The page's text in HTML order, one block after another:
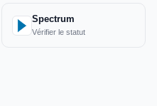
Spectrum
Vérifier le statut